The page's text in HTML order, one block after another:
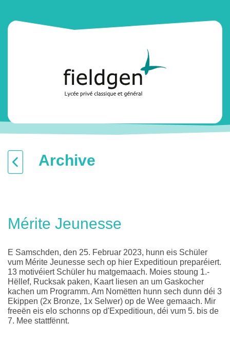
Archive
Mérite Jeunesse
E Samschden, den 25. Februar 2023, hunn eis Schüler
vum Mérite Jeunesse sech op hier Expeditioun preparéiert.
13 motivéiert Schüler hu matgemaach. Moies stoung 1.-
Hëllef, Rucksak paken, Kaart liesen an um Gaskocher
kachen um Programm. Am Nomëtten hunn sech dunn déi 3
Ekippen (2x Bronze, 1x Selwer) op de Wee gemaach. Mir
freeën eis elo schonns op d'Expeditioun, déi vum 5. bis de
7. Mee stattfënnt.